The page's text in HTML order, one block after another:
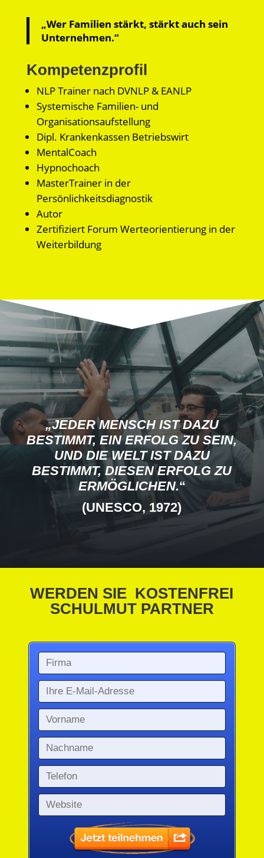
„Wer Familien stärkt, stärkt auch sein
Unternehmen.“
Kompetenzprofil
NLP Trainer nach DVNLP & EANLP
Systemische Familien- und
Organisationsaufstellung
Dipl. Krankenkassen Betriebswirt
MentalCoach
Hypnochoach
MasterTrainer in der
Persönlichkeitsdiagnostik
Autor
Zertifiziert Forum Werteorientierung in der
Weiterbildung
„JEDER MENSCH IST DAZU
BESTIMMT, EIN ERFOLG ZU SEIN,
UND DIE WELT IST DAZU
BESTIMMT, DIESEN ERFOLG ZU
ERMÖGLICHEN.“
(UNESCO, 1972)
WERDEN SIE KOSTENFREI
SCHULMUT PARTNER